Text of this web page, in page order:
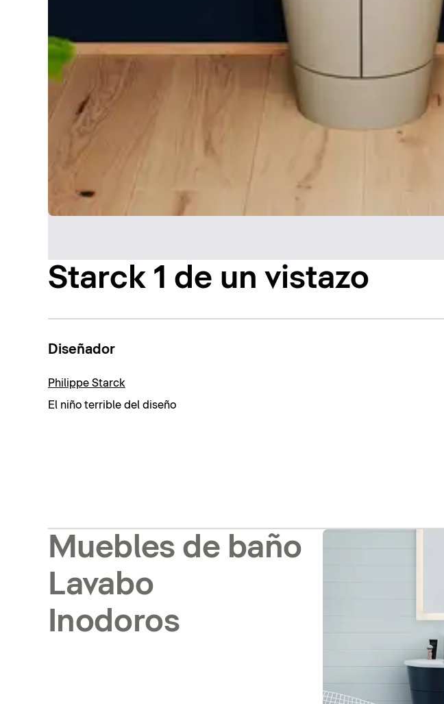
Starck 1 de un vistazo
Diseñador
Philippe Starck
El niño terrible del diseño
Muebles de baño
Lavabo
Inodoros